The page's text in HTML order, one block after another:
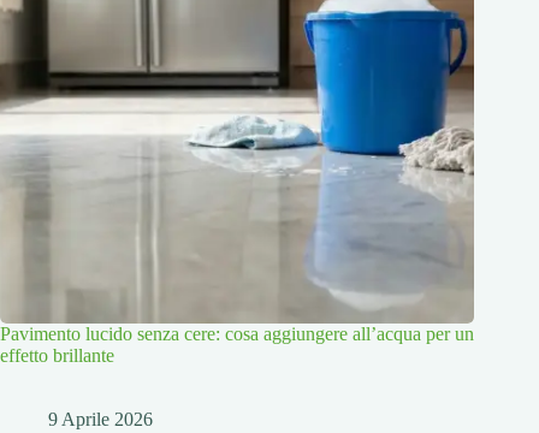
Pavimento lucido senza cere: cosa aggiungere all’acqua per un
effetto brillante
9 Aprile 2026